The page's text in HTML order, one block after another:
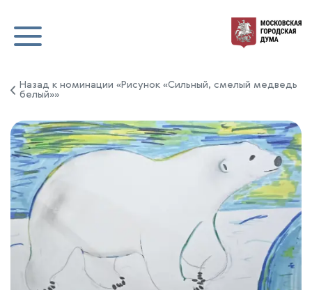
Назад к номинации «Рисунок «Сильный, смелый медведь
белый»»